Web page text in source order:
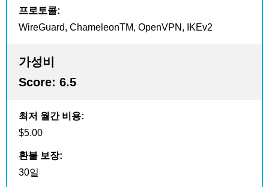
프로토콜:
WireGuard, ChameleonTM, OpenVPN, IKEv2
가성비
Score: 6.5
최저 월간 비용:
$5.00
환불 보장:
30일